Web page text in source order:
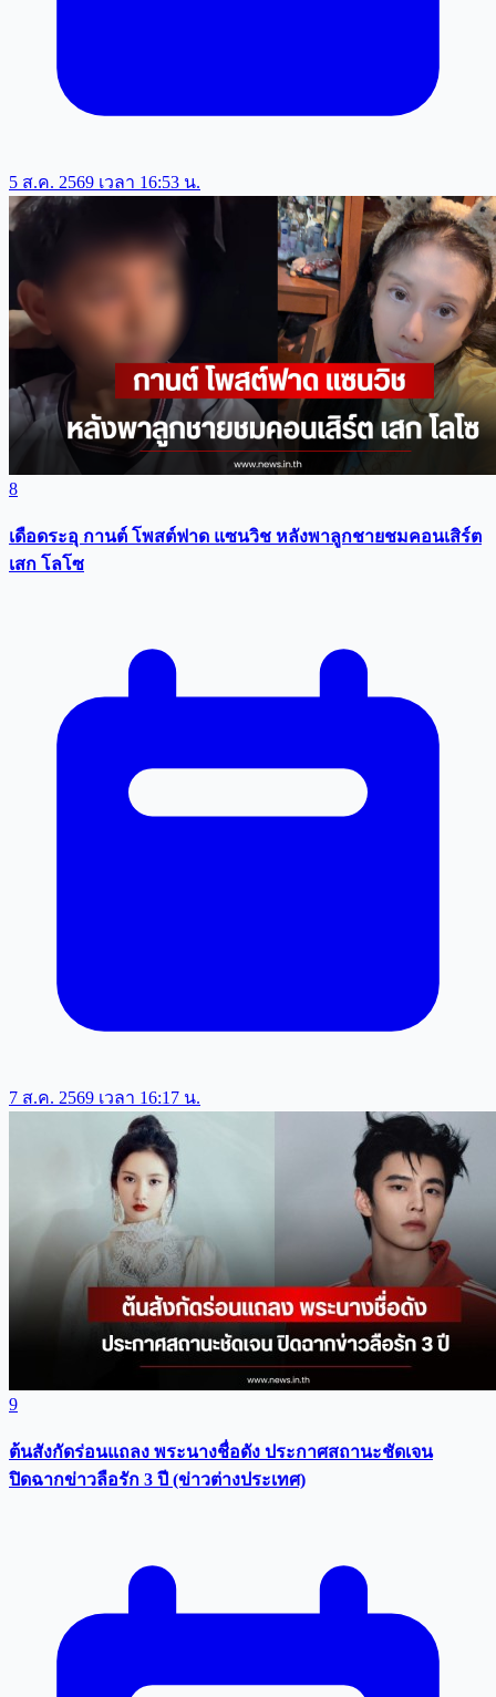
5 ส.ค. 2569 เวลา 16:53 น.
8
เดือดระอุ กานต์ โพสต์ฟาด แซนวิช หลังพาลูกชายชมคอนเสิร์ต
เสก โลโซ
7 ส.ค. 2569 เวลา 16:17 น.
9
ต้นสังกัดร่อนแถลง พระนางชื่อดัง ประกาศสถานะชัดเจน
ปิดฉากข่าวลือรัก 3 ปี (ข่าวต่างประเทศ)